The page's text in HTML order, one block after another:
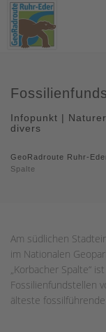
Infopunkt |
divers
GeoRadroute Ruhr-
Spalte
Am südlichen
im Nationalen
„Korbacher Spalte“
Fossilienfundstellen
älteste